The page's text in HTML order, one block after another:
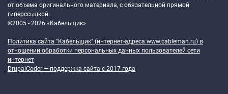
от объема оригинального материала, с обязательной прямой
гиперссылкой.
©2005 - 2026 «Кабельщик»
Политика сайта "Кабельщик" (интернет-адреса www.cableman.ru) в
отношении обработки персональных данных пользователей сети
интернет
DrupalCoder — поддержка сайта c 2017 года